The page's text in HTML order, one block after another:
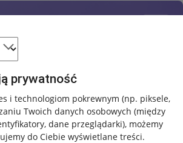
prywatność
i technologiom pokrewnym (np. piksele,
Twoich danych osobowych (między
dane przeglądarki), możemy
do Ciebie wyświetlane treści.